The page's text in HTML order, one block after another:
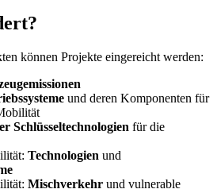
können Projekte eingereicht werden:
und deren Komponenten für
Schlüsseltechnologien für die
Technologien und
Mischverkehr und vulnerable